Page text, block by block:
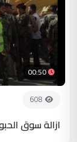
00:50
608
ازالة سوق